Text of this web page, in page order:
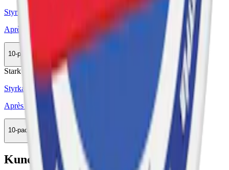
Styrka Normal · Slim
Après No.8 Raspberry Liqorice Extra Strong
10-pack
258,90 kr
Stark
Styrka Stark · Slim
Après No.12 Blueberry Hypèr Strong
10-pack
285,50 kr
Köp
Kundservice